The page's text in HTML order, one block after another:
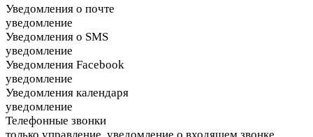
Уведомления о почте
уведомление
Уведомления о SMS
уведомление
Уведомления Facebook
уведомление
Уведомления календаря
уведомление
Телефонные звонки
только управление, уведомление о входящем звонке